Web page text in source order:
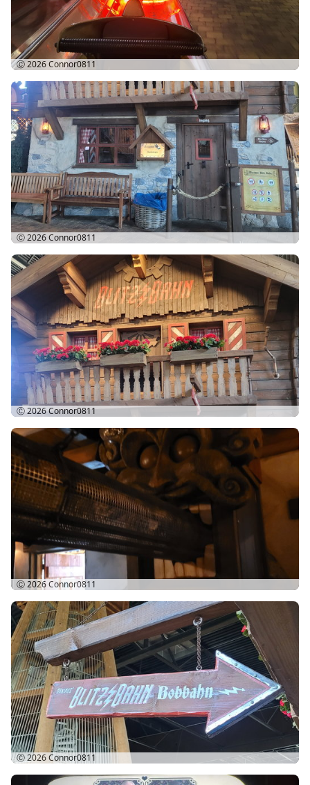
Ⓒ 2026Connor0811
Ⓒ 2026Connor0811
Ⓒ 2026Connor0811
Ⓒ 2026Connor0811
Ⓒ 2026Connor0811